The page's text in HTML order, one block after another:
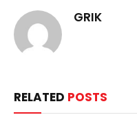
GRIK
RELATED POSTS